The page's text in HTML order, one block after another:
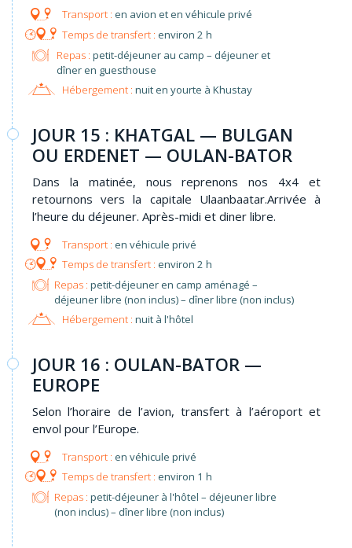
en avion et en véhicule privé
environ 2 h
Repas : petit-déjeuner au camp – déjeuner et
dîner en guesthouse
Hébergement : nuit en yourte à Khustay
JOUR 15 : KHATGAL — BULGAN
OU ERDENET — OULAN-BATOR
Dans la matinée, nous reprenons nos 4x4 et
retournons vers la capitale Ulaanbaatar.Arrivée à
l’heure du déjeuner. Après-midi et diner libre.
en véhicule privé
environ 2 h
Repas : petit-déjeuner en camp aménagé –
déjeuner libre (non inclus) – dîner libre (non inclus)
Hébergement : nuit à l'hôtel
JOUR 16 : OULAN-BATOR —
EUROPE
Selon l’horaire de l’avion, transfert à l’aéroport et
envol pour l’Europe.
en véhicule privé
environ 1 h
Repas : petit-déjeuner à l'hôtel – déjeuner libre
(non inclus) – dîner libre (non inclus)